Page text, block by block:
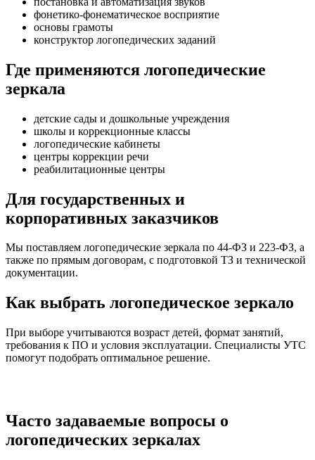
фонетико-фонематическое восприятие
основы грамоты
конструктор логопедических заданий
Где применяются логопедические
зеркала
детские сады и дошкольные учреждения
школы и коррекционные классы
логопедические кабинеты
центры коррекции речи
реабилитационные центры
Для государственных и
корпоративных заказчиков
Мы поставляем логопедические зеркала по 44-ФЗ и 223-ФЗ, а
также по прямым договорам, с подготовкой ТЗ и технической
документации.
Как выбрать логопедическое зеркало
При выборе учитываются возраст детей, формат занятий,
требования к ПО и условия эксплуатации. Специалисты УТС
помогут подобрать оптимальное решение.
Часто задаваемые вопросы о
логопедических зеркалах